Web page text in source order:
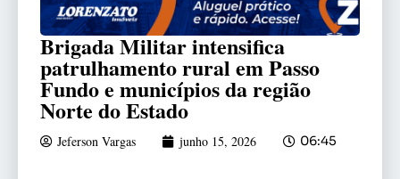
Brigada Militar intensifica
patrulhamento rural em Passo
Fundo e municípios da região
Norte do Estado
Jeferson Vargas junho 15, 2026 06:45